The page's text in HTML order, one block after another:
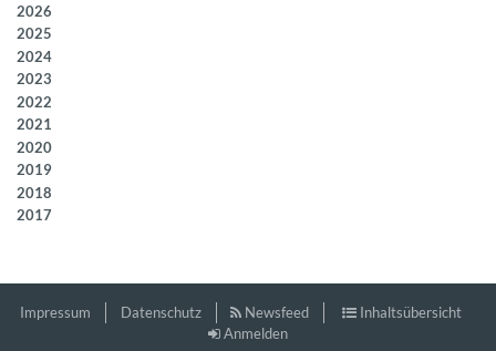
2026
2025
2024
2023
2022
2021
2020
2019
2018
2017
Impressum Datenschutz Newsfeed
Inhaltsübersicht
Anmelden